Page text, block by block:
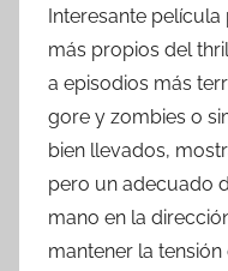
Interesante
más propios del
a episodios más
gore y zombies o
bien llevados,
pero un adecuado
mano en la
mantener la